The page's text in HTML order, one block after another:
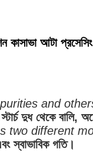
কাসাভা আটা
and
স্টার্চ দুধ থেকে
two different
স্বাভাবিক গতি।